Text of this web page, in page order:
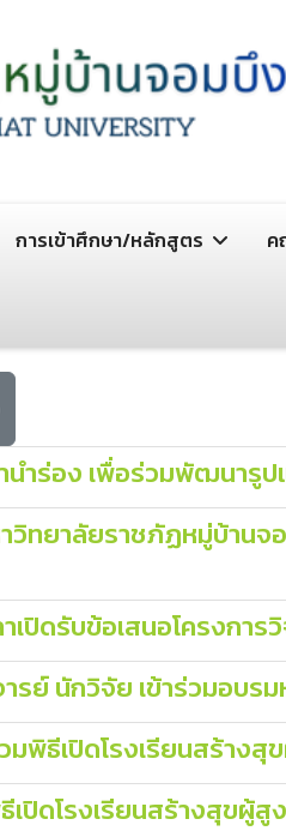
การเข้าศึกษา/หลักสูตร ค
ำร่อง เพื่อร่วมพัฒนารูป
ทยาลัยราชภัฏหมู่บ้านจ
ปิดรับข้อเสนอโครงกา
ย์ นักวิจัย เข้าร่วมอบร
ธีเปิดโรงเรียนสร้าง
ดโรงเรียนสร้างสุขผู้สู